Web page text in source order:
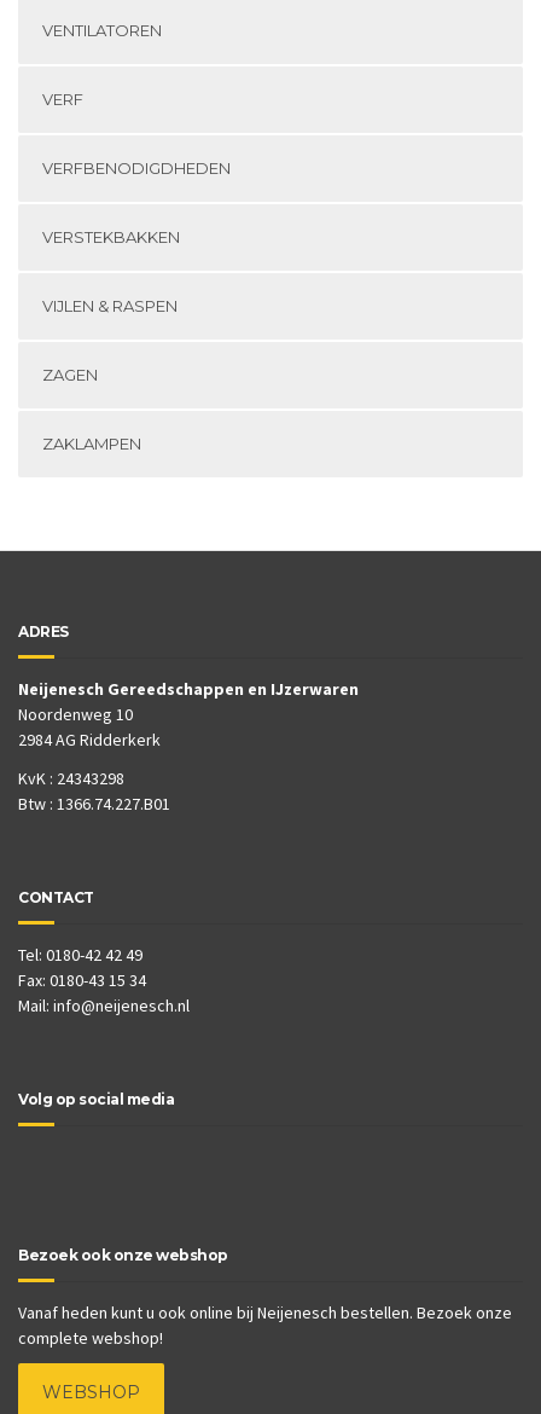
VENTILATOREN
VERF
VERFBENODIGDHEDEN
VERSTEKBAKKEN
VIJLEN & RASPEN
ZAGEN
ZAKLAMPEN
ADRES
Neijenesch Gereedschappen en IJzerwaren
Noordenweg 10
2984 AG Ridderkerk
KvK : 24343298
Btw : 1366.74.227.B01
CONTACT
Tel: 0180-42 42 49
Fax: 0180-43 15 34
Mail: info@neijenesch.nl
Volg op social media
Bezoek ook onze webshop
Vanaf heden kunt u ook online bij Neijenesch bestellen. Bezoek onze
complete webshop!
WEBSHOP